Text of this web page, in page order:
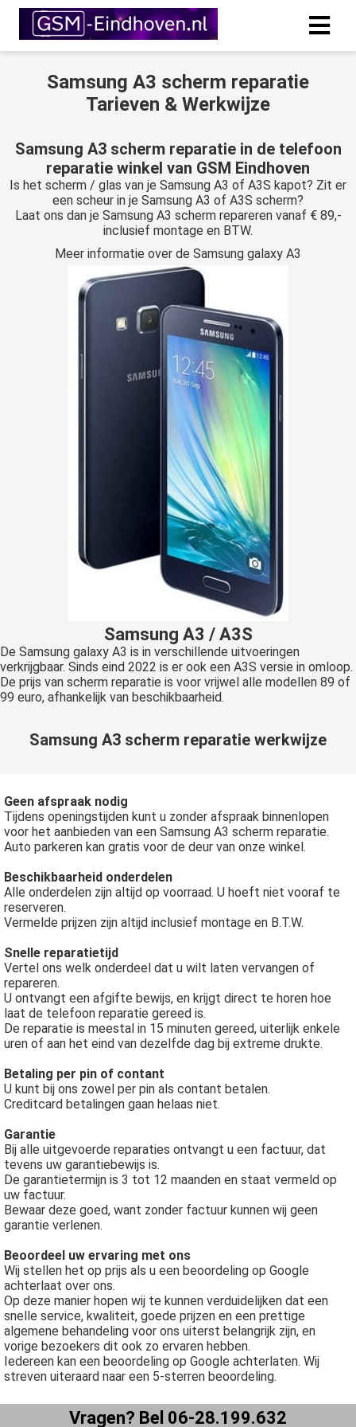
Samsung A3 scherm reparatie
Tarieven & Werkwijze
Samsung A3 scherm reparatie in de telefoon
reparatie winkel van GSM Eindhoven
Is het scherm / glas van je Samsung A3 of A3S kapot? Zit er
een scheur in je Samsung A3 of A3S scherm?
Laat ons dan je Samsung A3 scherm repareren vanaf € 89,-
inclusief montage en BTW.
Meer informatie over de Samsung galaxy A3
Samsung A3 / A3S
De Samsung galaxy A3 is in verschillende uitvoeringen
verkrijgbaar. Sinds eind 2022 is er ook een A3S versie in omloop.
De prijs van scherm reparatie is voor vrijwel alle modellen 89 of
99 euro, afhankelijk van beschikbaarheid.
Samsung A3 scherm reparatie werkwijze
Geen afspraak nodig
Tijdens openingstijden kunt u zonder afspraak binnenlopen
voor het aanbieden van een Samsung A3 scherm reparatie.
Auto parkeren kan gratis voor de deur van onze winkel.
Beschikbaarheid onderdelen
Alle onderdelen zijn altijd op voorraad. U hoeft niet vooraf te
reserveren.
Vermelde prijzen zijn altijd inclusief montage en B.T.W.
Snelle reparatietijd
Vertel ons welk onderdeel dat u wilt laten vervangen of
repareren.
U ontvangt een afgifte bewijs, en krijgt direct te horen hoe
laat de telefoon reparatie gereed is.
De reparatie is meestal in 15 minuten gereed, uiterlijk enkele
uren of aan het eind van dezelfde dag bij extreme drukte.
Betaling per pin of contant
U kunt bij ons zowel per pin als contant betalen.
Creditcard betalingen gaan helaas niet.
Garantie
Bij alle uitgevoerde reparaties ontvangt u een factuur, dat
tevens uw garantiebewijs is.
De garantietermijn is 3 tot 12 maanden en staat vermeld op
uw factuur.
Bewaar deze goed, want zonder factuur kunnen wij geen
garantie verlenen.
Beoordeel uw ervaring met ons
Wij stellen het op prijs als u een beoordeling op Google
achterlaat over ons.
Op deze manier hopen wij te kunnen verduidelijken dat een
snelle service, kwaliteit, goede prijzen en een prettige
algemene behandeling voor ons uiterst belangrijk zijn, en
vorige bezoekers dit ook zo ervaren hebben.
Iedereen kan een beoordeling op Google achterlaten. Wij
streven uiteraard naar een 5-sterren beoordeling.
Vragen? Bel 06-28.199.632